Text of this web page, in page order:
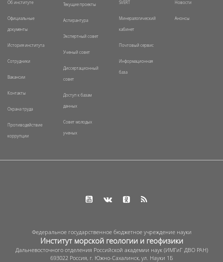
Об институте
Официальные
документы
История института
Сотрудники
Вакансии
Контакты
Охрана труда
Противодействие
коррупции
Текущие проекты
Аспирантура
Экспертный совет
Ученый совет
Диссертационный
совет
Доступ к базам
данных
Совет молодых
ученых
SVERT
Минералогический
кабинет
Почтовый сервис
Информационная
база
Новости
Анонсы
Федеральное государственное бюджетное учреждение науки
Институт морской геологии и геофизики
Дальневосточного отделения Российской академии наук (ИМГиГ ДВО РАН)
693022 Россия, г. Южно-Сахалинск, ул. Науки 1Б